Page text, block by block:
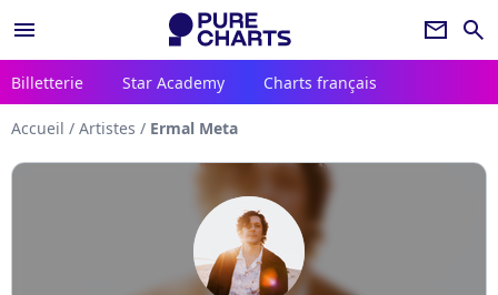
menu newsletter search
Billetterie Star Academy Charts français
Accueil / Artistes / Ermal Meta